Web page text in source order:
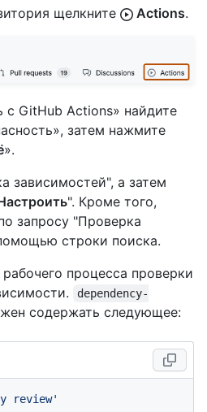
щелкните
Actions.
с GitHub Actions» найдите
затем нажмите
».
зависимостей", а затем
". Кроме того,
запросу "Проверка
строки поиска.
процесса проверки
dependency-
содержать следующее:
review'